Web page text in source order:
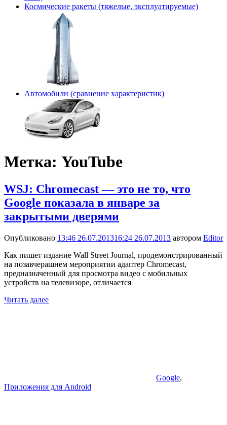
Космические ракеты (тяжелые, эксплуатируемые)
Автомобили (сравнение характеристик)
Метка: YouTube
WSJ: Chromecast — это не то, что
Google показала в январе за
закрытыми дверями
Опубликовано 13:46 26.07.201316:24 26.07.2013 автором Editor
Как пишет издание Wall Street Journal, продемонстрированный
на позавчерашнем мероприятии адаптер Chromecast,
предназначенный для просмотра видео с мобильных
устройств на телевизоре, отличается
Читать далее
Google,
Приложения для Android